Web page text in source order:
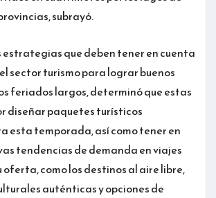
subrayó.
estrategias que deben tener en cuenta
sector turismo para lograr buenos
feriados largos, determinó que estas
diseñar paquetes turísticos
esta temporada, así como tener en
tendencias de demanda en viajes
oferta, como los destinos al aire libre,
auténticas y opciones de